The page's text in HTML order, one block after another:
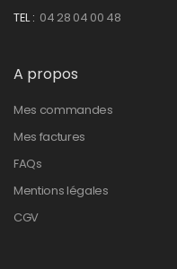
TEL : 04 28 04 00 48
A propos
Mes commandes
Mes factures
FAQs
Mentions légales
CGV